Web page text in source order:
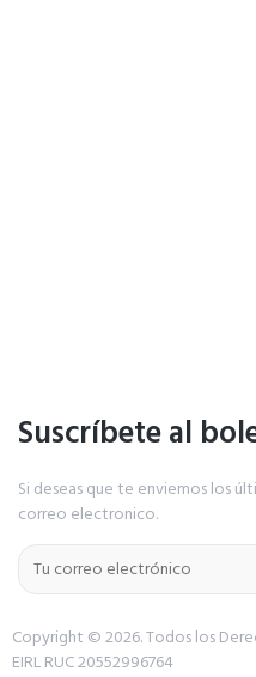
Suscríbete al
Si deseas que te enviemos los
correo electronico.
Copyright © 2026. Todos los
EIRL RUC 20552996764